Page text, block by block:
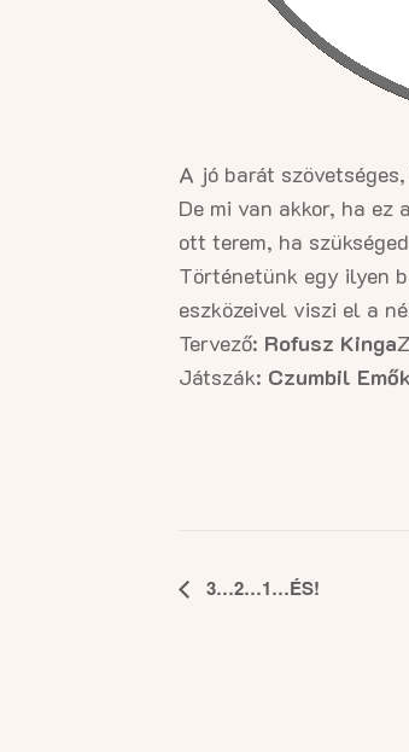
A jó barát
De mi van akkor, ha
ott terem, ha
Történetünk egy ilyen
eszközeivel viszi el a
Tervező: Rofusz Kinga
Játszák: Czumbil
Esemény
navigáció
3…2…1…ÉS!